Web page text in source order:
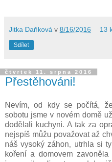
Jitka Daňková v 8/16/2016 13
Sdílet
čtvrtek 11. srpna 2016
Přestěhováni!
Nevím, od kdy se počítá,
sobotu jsme v novém domě
dodělali kuchyni. A tak za
nejspíš můžu považovat až
náš vysoký záhon, utrhla si
koření a domovem